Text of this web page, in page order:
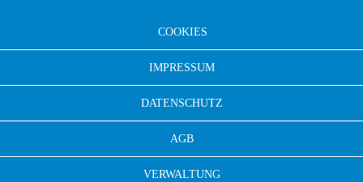
COOKIES
IMPRESSUM
DATENSCHUTZ
AGB
VERWALTUNG